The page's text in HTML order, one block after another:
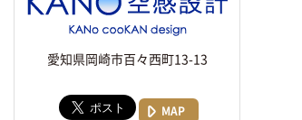
愛知県岡崎市百々西町13-13
MAP